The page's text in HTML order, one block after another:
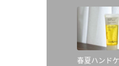
春夏ハンド